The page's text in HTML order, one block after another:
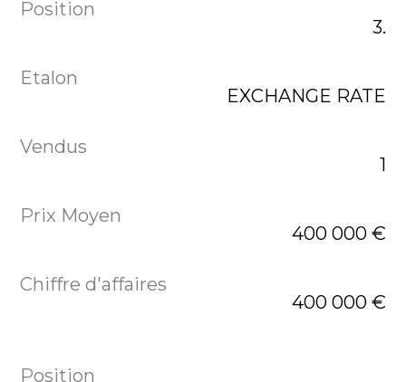
3.
EXCHANGE RATE
1
400 000 €
400 000 €